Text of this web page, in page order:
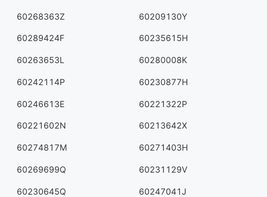
60268363Z 60209130Y
60289424F 60235615H
60263653L 60280008K
60242114P 60230877H
60246613E 60221322P
60221602N 60213642X
60274817M 60271403H
60269699Q 60231129V
60230645Q 60247041J